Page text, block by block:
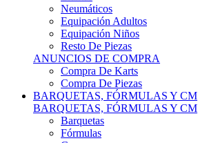
Equipación Adultos
Equipación Niños
Resto De Piezas
ANUNCIOS DE COMPRA
Compra De Karts
Compra De Piezas
BARQUETAS, FÓRMULAS Y CM
BARQUETAS, FÓRMULAS Y CM
Barquetas
Fórmulas
Cm
Prototipos